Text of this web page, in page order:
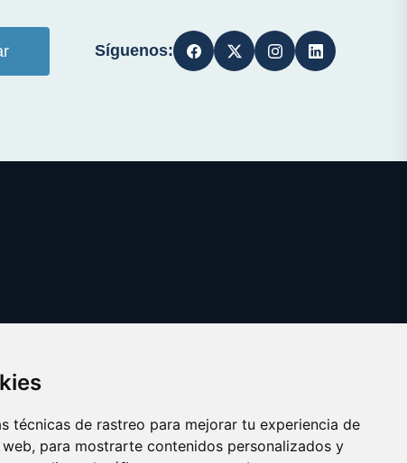
técnicas de rastreo para mejorar tu experiencia de
para mostrarte contenidos personalizados y
Síguenos: